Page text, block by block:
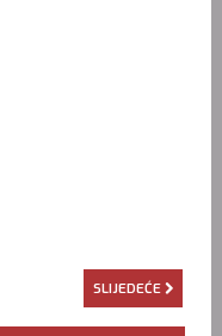
SLIJEDEĆE